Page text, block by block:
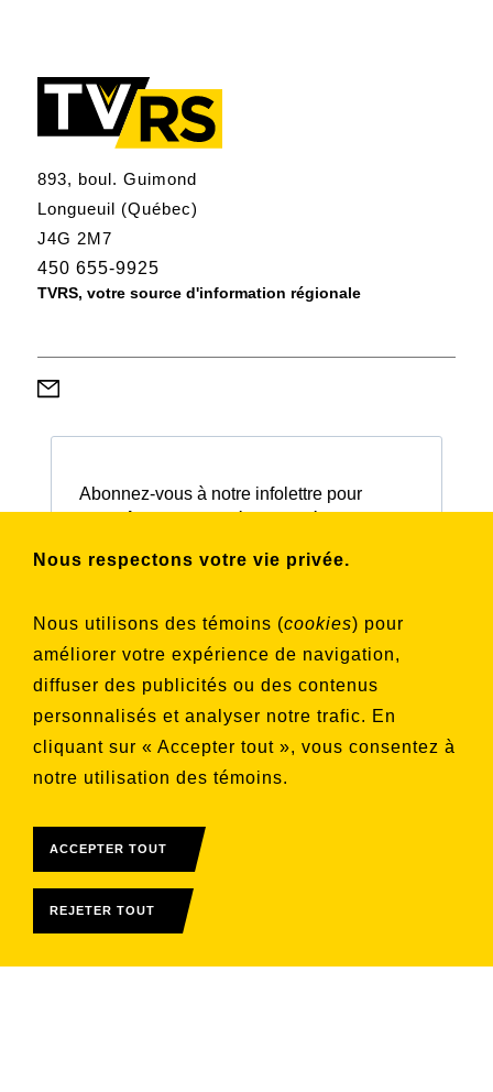
Nous respectons votre vie privée.
Nous utilisons des témoins (cookies) pour
améliorer votre expérience de navigation,
diffuser des publicités ou des contenus
personnalisés et analyser notre trafic. En
cliquant sur « Accepter tout », vous consentez à
notre utilisation des témoins.
ACCEPTER TOUT
REJETER TOUT
893, boul. Guimond
Longueuil (Québec)
J4G 2M7
450 655-9925
TVRS, votre source d'information régionale
Abonnez-vous à notre infolettre pour
souhaitez vous inscrire
Aucune liste sélectionnée
S'INSCRIRE